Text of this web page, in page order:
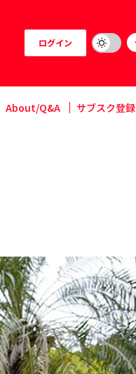
ログイン
About/Q&A サブスク登録